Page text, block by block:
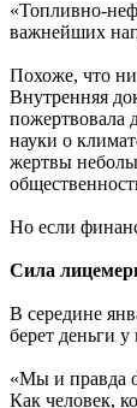
«Топливно-
важнейших
Похоже, что
Внутренняя
пожертвовала
науки о
жертвы
Но если
Сила
В середине
берет деньги
«Мы и правда
Как человек,